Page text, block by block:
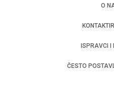
O
ISPRAVCI I
ČESTO